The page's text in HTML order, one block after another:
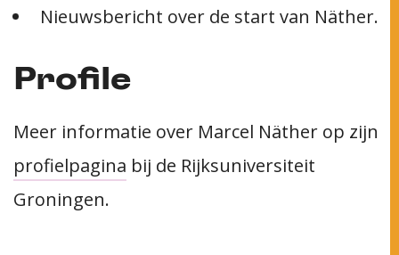
Nieuwsbericht over de start van Näther.
Profile
Meer informatie over Marcel Näther op zijn
profielpagina bij de Rijksuniversiteit
Groningen.